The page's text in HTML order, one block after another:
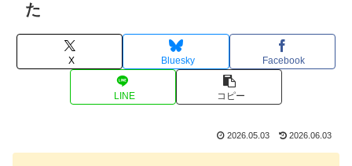
た
X Bluesky Facebook
LINE コピー
2026.05.03 2026.06.03